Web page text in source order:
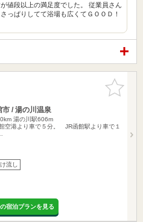
値段以上の満足度でした。 従業員さん
っぱりしてて浴場も広くてＧＯＯＤ！
お気に入
りに追加
市 / 湯の川温泉
湯の川駅606m
空港より車で５分。 JR函館駅より車で１
流し
宿泊プランを見る